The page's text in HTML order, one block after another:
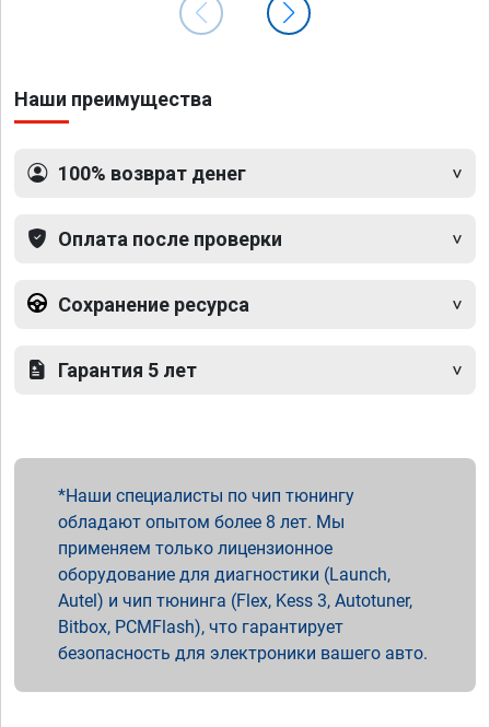
Наши преимущества
100% возврат денег
Оплата после проверки
Сохранение ресурса
Гарантия 5 лет
Наши специалисты по чип тюнингу
обладают опытом более 8 лет. Мы
применяем только лицензионное
оборудование для диагностики (Launch,
Autel) и чип тюнинга (Flex, Kess 3, Autotuner,
Bitbox, PCMFlash), что гарантирует
безопасность для электроники вашего авто.